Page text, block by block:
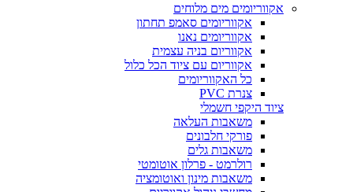
אקווריומים מים מלוחים
אקווריומים סאמפ תחתון
אקווריומים נאנו
אקווריום בניה עצמית
אקווריום עם ציוד הכל כלול
כל האקווריומים
צנרת PVC
ציוד היקפי חשמלי
משאבות העלאה
פורקי חלבונים
משאבות גלים
רולרמט - פרלון אוטומטי
משאבות מינון ואוטומציה